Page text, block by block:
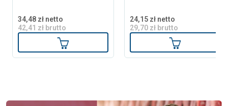
34,48 zł netto
42,41 zł brutto
Dodaj do koszyka
24,15 zł netto
29,70 zł brutto
Dodaj do